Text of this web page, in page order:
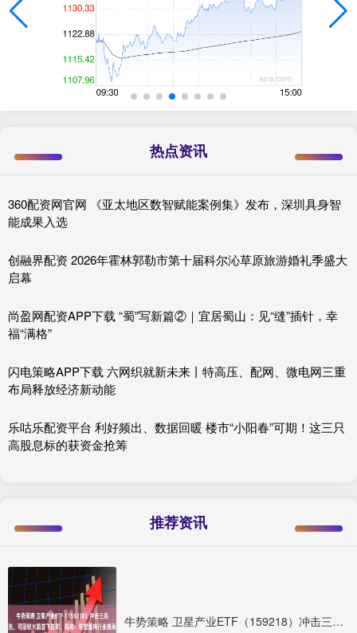
热点资讯
360配资网官网 《亚太地区数智赋能案例集》发布，深圳具身智
能成果入选
创融界配资 2026年霍林郭勒市第十届科尔沁草原旅游婚礼季盛大
启幕
尚盈网配资APP下载 “蜀”写新篇②｜宜居蜀山：见“缝”插针，幸
福“满格”
闪电策略APP下载 六网织就新未来丨特高压、配网、微电网三重
布局释放经济新动能
乐咕乐配资平台 利好频出、数据回暖 楼市“小阳春”可期！这三只
高股息标的获资金抢筹
推荐资讯
牛势策略 卫星产业ETF（159218）冲击三连涨，可回收火箭首飞在即，机构：有望重构行业格局